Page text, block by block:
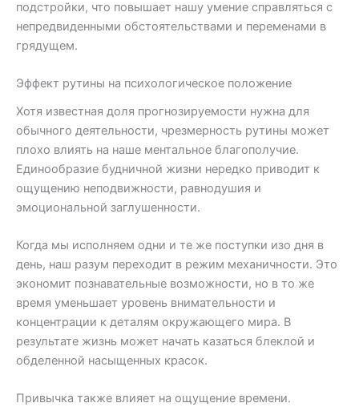
подстройки, что повышает нашу умение справляться с
непредвиденными обстоятельствами и переменами в
грядущем.
Эффект рутины на психологическое положение
Хотя известная доля прогнозируемости нужна для
обычного деятельности, чрезмерность рутины может
плохо влиять на наше ментальное благополучие.
Единообразие будничной жизни нередко приводит к
ощущению неподвижности, равнодушия и
эмоциональной заглушенности.
Когда мы исполняем одни и те же поступки изо дня в
день, наш разум переходит в режим механичности. Это
экономит познавательные возможности, но в то же
время уменьшает уровень внимательности и
концентрации к деталям окружающего мира. В
результате жизнь может начать казаться блеклой и
обделенной насыщенных красок.
Привычка также влияет на ощущение времени.